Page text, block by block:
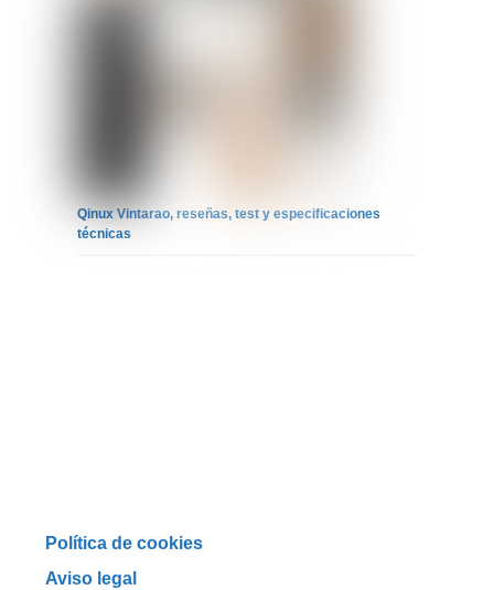
Qinux Vintarao, reseñas, test y especificaciones
técnicas
Política de cookies
Aviso legal